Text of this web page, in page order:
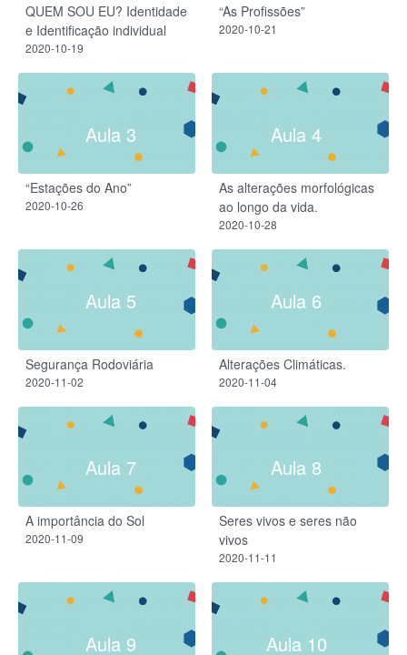
QUEM SOU EU? Identidade
e Identificação individual
2020-10-19
“As Profissões”
2020-10-21
Aula 3
“Estações do Ano”
2020-10-26
Aula 4
As alterações morfológicas
ao longo da vida.
2020-10-28
Aula 5
Segurança Rodoviária
2020-11-02
Aula 6
Alterações Climáticas.
2020-11-04
Aula 7
A importância do Sol
2020-11-09
Aula 8
Seres vivos e seres não
vivos
2020-11-11
Aula 9 Aula 10